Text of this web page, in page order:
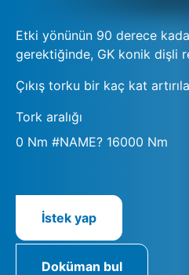
Etki yönünün 90 derece
gerektiğinde, GK konik dişli
Çıkış torku bir kaç kat
Tork aralığı
0 Nm #NAME? 16000 Nm
İstek yap
Doküman bul